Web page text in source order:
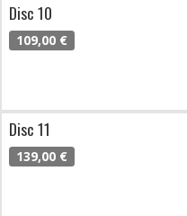
Disc 10
109,00 €
Disc 11
139,00 €